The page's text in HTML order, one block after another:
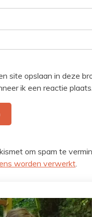
site opslaan in deze
ik een reactie plaats.
om spam te
worden verwerkt